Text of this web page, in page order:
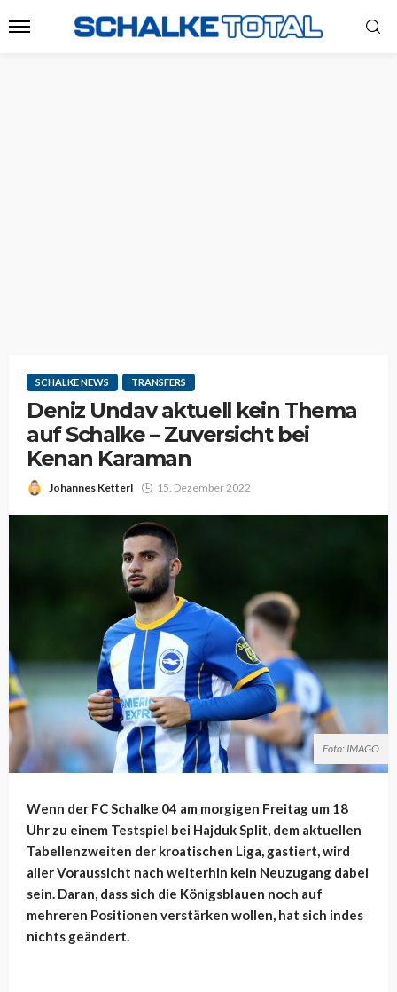
SCHALKE NEWS TRANSFERS
Deniz Undav aktuell kein Thema
auf Schalke – Zuversicht bei
Kenan Karaman
Johannes Ketterl 15. Dezember 2022
Foto: IMAGO
Wenn der FC Schalke 04 am morgigen Freitag um 18
Uhr zu einem Testspiel bei Hajduk Split, dem aktuellen
Tabellenzweiten der kroatischen Liga, gastiert, wird
aller Voraussicht nach weiterhin kein Neuzugang dabei
sein. Daran, dass sich die Königsblauen noch auf
mehreren Positionen verstärken wollen, hat sich indes
nichts geändert.